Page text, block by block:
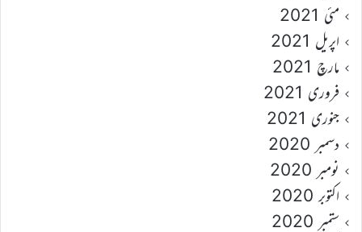
مئی 2021
اپریل 2021
مارچ 2021
فروری 2021
جنوری 2021
دسمبر 2020
نومبر 2020
اکتوبر 2020
ستمبر 2020